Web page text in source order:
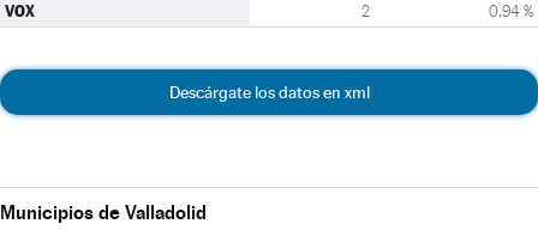
VOX 2 0,94 %
Descárgate los datos en xml
Municipios de Valladolid